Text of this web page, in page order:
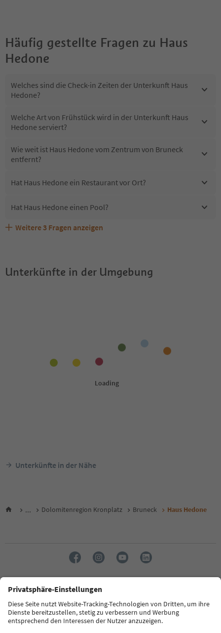
Häufig gestellte Fragen zu Haus
Hedone
Welches sind die Check-in Zeiten der Unterkunft Haus
Hedone?
Welche Art von Frühstück wird in der Unterkunft Haus
Hedone serviert?
Wie weit ist Haus Hedone vom Zentrum von Bruneck
entfernt?
Hat Haus Hedone ein Restaurant vor Ort?
Hat Haus Hedone einen Pool?
Sind Haustiere in der Unterkunft Haus Hedone erlaubt?
Welche Services bietet Haus Hedone?
Erhalten die Gäste von Haus Hedone einen Südtirol
Weitere 3 Fragen anzeigen
Unterkünfte in der Umgebung
Unterkünfte in der Nähe
... Dolomitenregion Kronplatz Bruneck Haus Hedone
Sprache: Deutsch
FAQ Kontakt Presse MICE Datenschutzerklärung